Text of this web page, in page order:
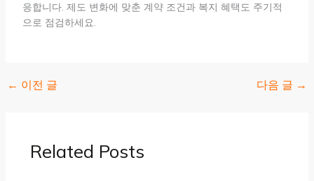
응합니다. 제도 변화에 맞춘 계약 조건과 복지 혜택도 주기적
으로 점검하세요.
← 이전 글 다음 글 →
Related Posts